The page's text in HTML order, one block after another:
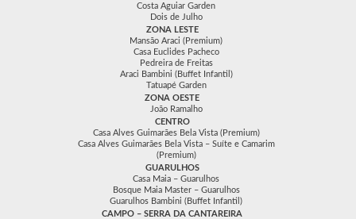
Costa Aguiar Garden
Dois de Julho
ZONA LESTE
Mansão Araci (Premium)
Casa Euclides Pacheco
Pedreira de Freitas
Araci Bambini (Buffet Infantil)
Tatuapé Garden
ZONA OESTE
João Ramalho
CENTRO
Casa Alves Guimarães Bela Vista (Premium)
Casa Alves Guimarães Bela Vista – Suíte e Camarim
(Premium)
GUARULHOS
Casa Maia – Guarulhos
Bosque Maia Master – Guarulhos
Guarulhos Bambini (Buffet Infantil)
CAMPO – SERRA DA CANTAREIRA